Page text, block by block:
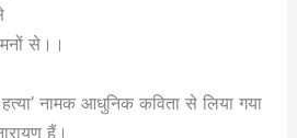
से।।
नामक आधुनिक कविता से लिया गया
हैं।